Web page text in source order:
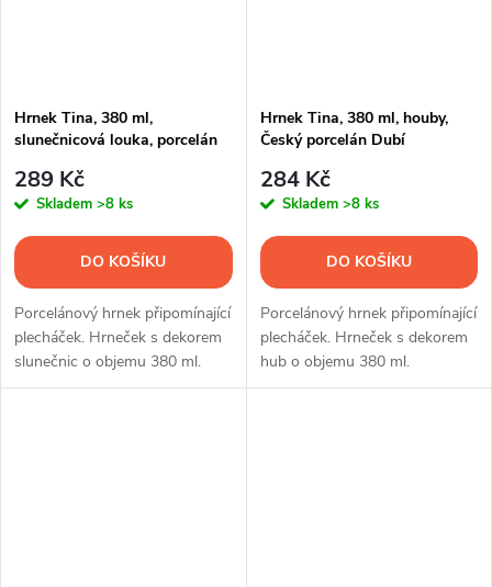
Hrnek Tina, 380 ml,
slunečnicová louka, porcelán
289 Kč
Skladem >8 ks
DO KOŠÍKU
Porcelánový hrnek připomínající
plecháček. Hrneček s dekorem
slunečnic o objemu 380 ml.
Hrnek Tina, 380 ml, houby,
Český porcelán Dubí
284 Kč
Skladem >8 ks
DO KOŠÍKU
Porcelánový hrnek připomínající
plecháček. Hrneček s dekorem
hub o objemu 380 ml.